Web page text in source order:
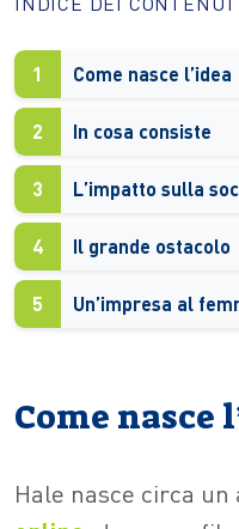
1 Come nasce l’idea
2 In cosa consiste
3 L’impatto sulla
4 Il grande ostacolo
5 Un’impresa al
Come nasce
Hale nasce circa un